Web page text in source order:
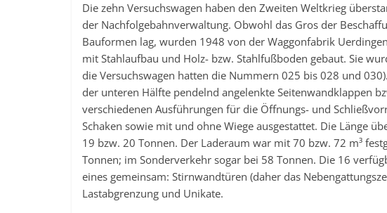
Die zehn Versuchswagen haben den Zweiten Weltkrieg
der Nachfolgebahnverwaltung. Obwohl das Gros der
Bauformen lag, wurden 1948 von der Waggonfabrik
mit Stahlaufbau und Holz- bzw. Stahlfußboden gebaut. Sie
die Versuchswagen hatten die Nummern 025 bis 028 und
der unteren Hälfte pendelnd angelenkte Seitenwandklappen
verschiedenen Ausführungen für die Öffnungs- und
Schaken sowie mit und ohne Wiege ausgestattet. Die Länge
19 bzw. 20 Tonnen. Der Laderaum war mit 70 bzw. 72 m³
Tonnen; im Sonderverkehr sogar bei 58 Tonnen. Die 16
eines gemeinsam: Stirnwandtüren (daher das
Lastabgrenzung und Unikate.